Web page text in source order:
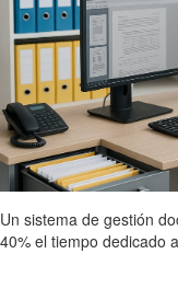
Un sistema de gestión
40% el tiempo dedicado